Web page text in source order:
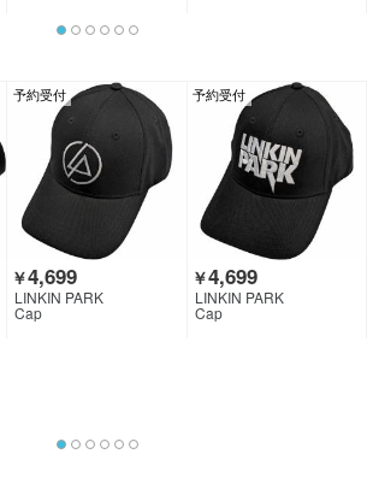
予約受付
￥4,699
LINKIN PARK
Cap
予約受付
￥4,699
LINKIN PARK
Cap